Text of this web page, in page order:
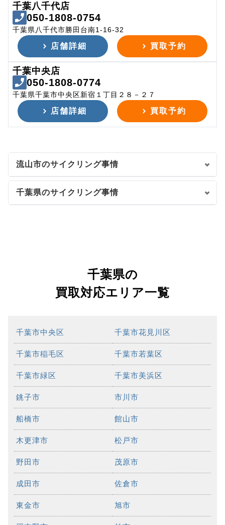
千葉八千代店
050-1808-0754
千葉県八千代市勝田台南1-16-32
店舗詳細 買取予約
千葉中央店
050-1808-0774
千葉県千葉市中央区新宿１丁目２８－２７
店舗詳細 買取予約
流山市のサイクリング事情
千葉県のサイクリング事情
千葉県の
買取対応エリア一覧
千葉市中央区 千葉市花見川区
千葉市稲毛区 千葉市若葉区
千葉市緑区 千葉市美浜区
銚子市 市川市
船橋市 館山市
木更津市 松戸市
野田市 茂原市
成田市 佐倉市
東金市 旭市